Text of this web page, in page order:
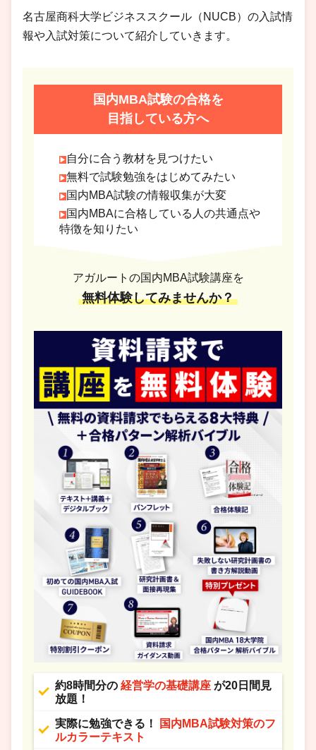
名古屋商科大学ビジネススクール（NUCB）の入試情
報や入試対策について紹介していきます。
国内MBA試験の合格を
目指している方へ
自分に合う教材を見つけたい
無料で試験勉強をはじめてみたい
国内MBA試験の情報収集が大変
国内MBAに合格している人の共通点や
特徴を知りたい
アガルートの国内MBA試験講座を
無料体験してみませんか？
約8時間分の 経営学の基礎講座 が20日間見
放題！
実際に勉強できる！
国内MBA試験対策のフ
ルカラーテキスト